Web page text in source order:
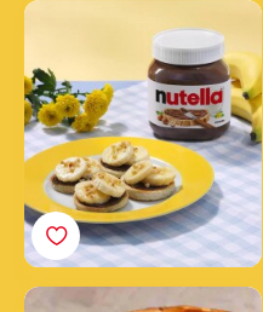
Krehké sušienky s nátierkou
Nutella® a banánmi
Cheesecake s nátierkou